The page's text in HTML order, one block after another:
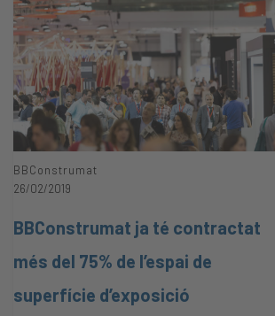
BBConstrumat
26/02/2019
BBConstrumat ja té contractat
més del 75% de l’espai de
superfície d’exposició